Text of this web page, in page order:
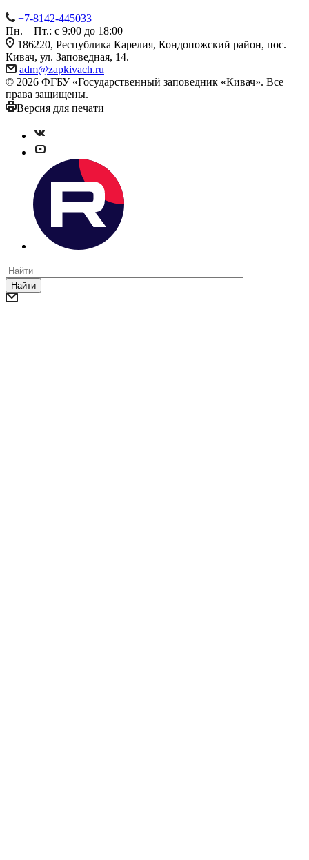
+7-8142-445033
Пн. – Пт.: с 9:00 до 18:00
186220, Республика Карелия, Кондопожский район, пос.
Кивач, ул. Заповедная, 14.
adm@zapkivach.ru
© 2026 ФГБУ «Государственный заповедник «Кивач». Все
права защищены.
Версия для печати
Найти